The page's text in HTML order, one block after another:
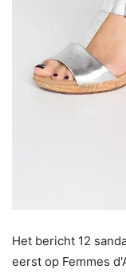
Het bericht 12
eerst op Femmes